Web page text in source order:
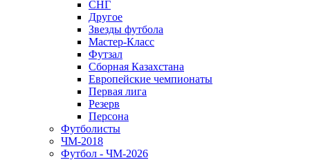
СНГ
Другое
Звезды футбола
Мастер-Класс
Футзал
Сборная Казахстана
Европейские чемпионаты
Первая лига
Резерв
Персона
Футболисты
ЧМ-2018
Футбол - ЧМ-2026